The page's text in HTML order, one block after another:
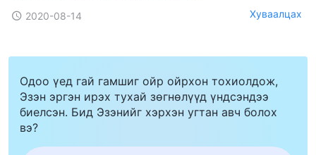
2020-08-14 Хуваалцах
Одоо үед гай гамшиг ойр ойрхон тохиолдож,
Эзэн эргэн ирэх тухай зөгнөлүүд үндсэндээ
биелсэн. Бид Эзэнийг хэрхэн угтан авч болох
вэ?